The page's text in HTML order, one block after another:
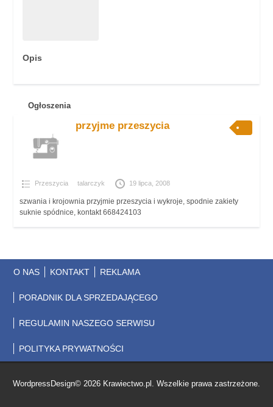
Opis
Ogłoszenia
przyjme przeszycia
Przeszycia talarczyk 19 lipca, 2008
szwania i krojownia przyjmie przeszycia i wykroje, spodnie zakiety
suknie spódnice, kontakt 668424103
O NAS KONTAKT REKLAMA
PORADNIK DLA SPRZEDAJĄCEGO
REGULAMIN NASZEGO SERWISU
POLITYKA PRYWATNOŚCI
WordpressDesign© 2026 Krawiectwo.pl. Wszelkie prawa zastrzeżone.